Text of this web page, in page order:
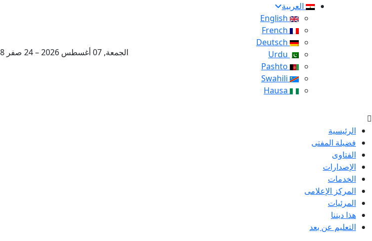
العربية
الجمعة, 07 أغسطس 2026 – 24 صفر 1448 هـ
الرئيسية
فضيلة المفتى
الفتاوى
الإصدارات
الخدمات
المركز الإعلامى
المرئيات
هذا ديننا
التعليم عن بعد